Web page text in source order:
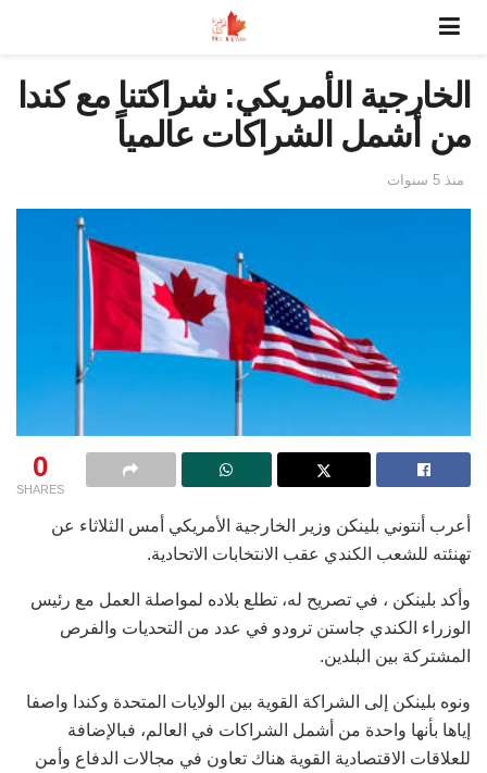
الخارجية الأمريكي: شراكتنا مع كندا
من أشمل الشراكات عالمياً
منذ 5 سنوات
0
SHARES
أعرب أنتوني بلينكن وزير الخارجية الأمريكي أمس الثلاثاء عن
تهنئته للشعب الكندي عقب الانتخابات الاتحادية.
وأكد بلينكن ، في تصريح له، تطلع بلاده لمواصلة العمل مع رئيس
الوزراء الكندي جاستن ترودو في عدد من التحديات والفرص
المشتركة بين البلدين.
ونوه بلينكن إلى الشراكة القوية بين الولايات المتحدة وكندا واصفا
إياها بأنها واحدة من أشمل الشراكات في العالم، فبالإضافة
للعلاقات الاقتصادية القوية هناك تعاون في مجالات الدفاع وأمن